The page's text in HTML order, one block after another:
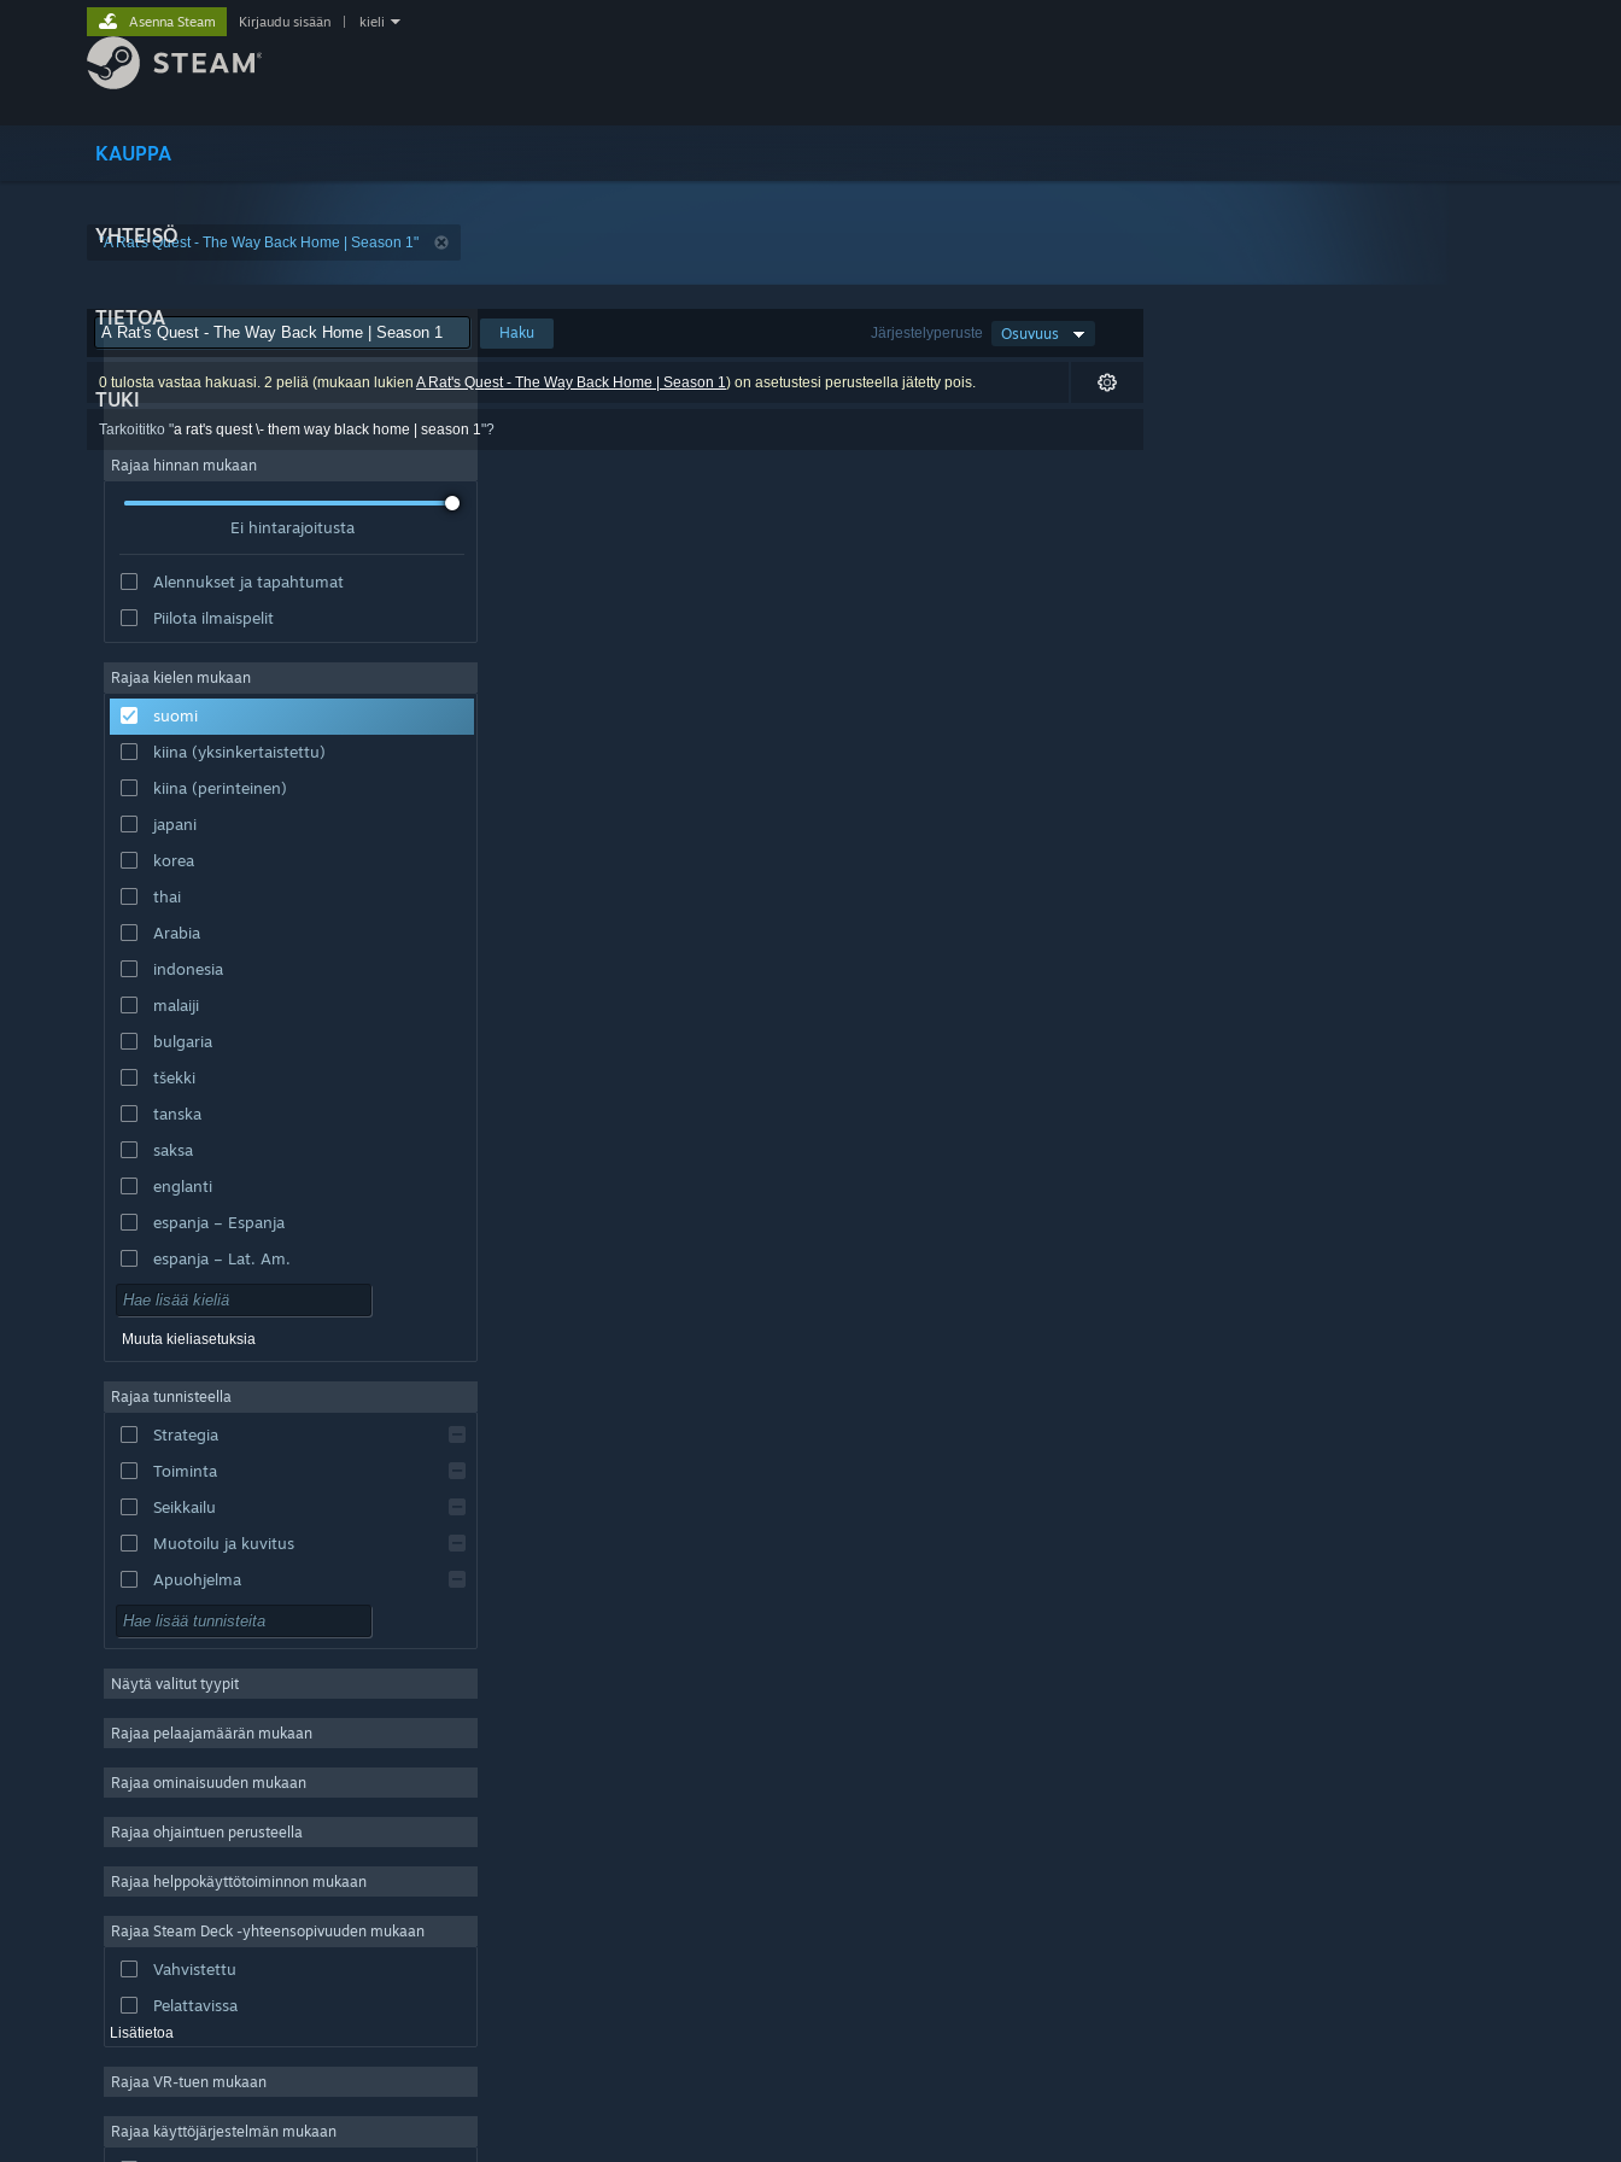
KAUPPA
YHTEISÖ
TIETOA
TUKI
Asenna Steam Kirjaudu sisään kieli
"A Rat's Quest - The Way Back Home | Season 1"
Järjestelyperuste Osuvuus
Haku
0 tulosta vastaa hakuasi. 2 peliä (mukaan lukien A Rat's Quest - The Way Back Home | Season 1) on asetustesi perusteella jätetty pois.
Tarkoititko "a rat's quest \- them way black home | season 1"?
Rajaa hinnan mukaan
Ei hintarajoitusta
Alennukset ja tapahtumat
Piilota ilmaispelit
Rajaa kielen mukaan
suomi
kiina (yksinkertaistettu)
kiina (perinteinen)
japani
korea
thai
Arabia
indonesia
malaiji
bulgaria
tšekki
tanska
saksa
englanti
espanja – Espanja
espanja – Lat. Am.
Muuta kieliasetuksia
Rajaa tunnisteella
Strategia
Toiminta
Seikkailu
Muotoilu ja kuvitus
Apuohjelma
Pelaa ilmaiseksi
Massiivinen moninpeli
Indie
Simulaatio
Videotuotanto
Kuvankäsittely
Näytä valitut tyypit
Rajaa pelaajamäärän mukaan
Rajaa ominaisuuden mukaan
Rajaa ohjaintuen perusteella
Rajaa helppokäyttötoiminnon mukaan
Rajaa Steam Deck -yhteensopivuuden mukaan
Vahvistettu
Pelattavissa
Lisätietoa
Rajaa VR-tuen mukaan
Rajaa käyttöjärjestelmän mukaan